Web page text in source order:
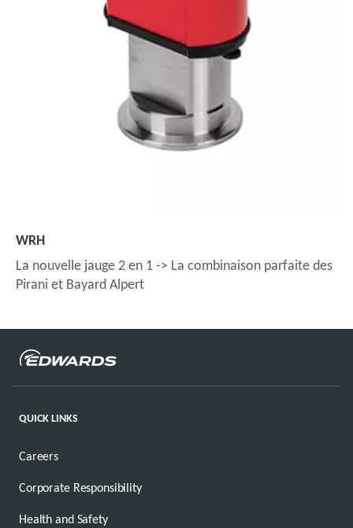
WRH
La nouvelle jauge 2 en 1 -> La combinaison parfaite des
Pirani et Bayard Alpert
QUICK LINKS
Careers
Corporate Responsibility
Health and Safety